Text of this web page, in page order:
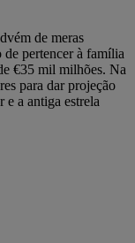
de meras
pertencer à família
€35 mil milhões. Na
para dar projeção
a antiga estrela